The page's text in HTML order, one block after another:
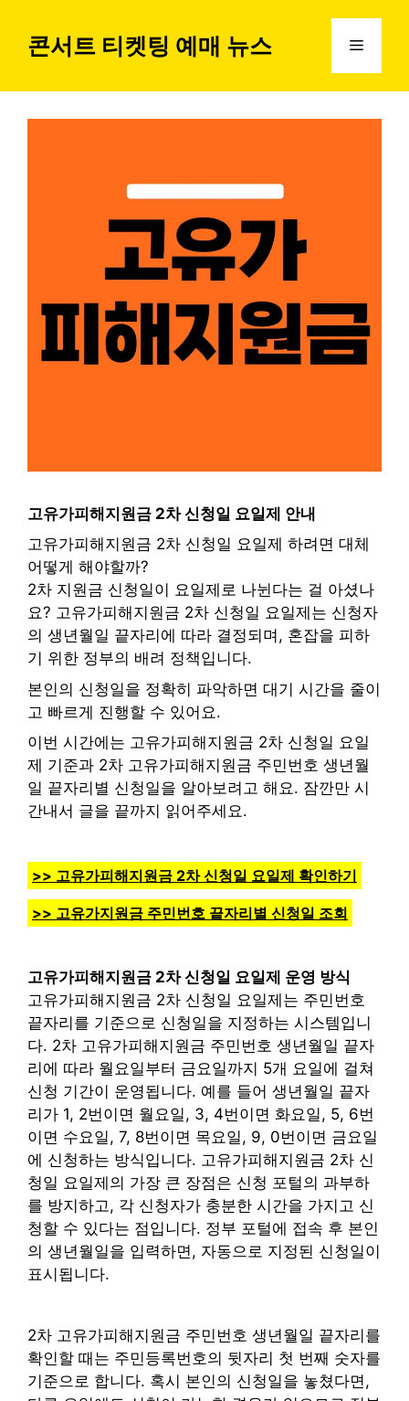
콘서트 티켓팅 예매 뉴스 메
고유가피해지원금 2차 신청일 요일제 안내
고유가피해지원금 2차 신청일 요일제 하려면 대체
어떻게 해야할까?
2차 지원금 신청일이 요일제로 나뉜다는 걸 아셨나
요? 고유가피해지원금 2차 신청일 요일제는 신청자
의 생년월일 끝자리에 따라 결정되며, 혼잡을 피하
기 위한 정부의 배려 정책입니다.
본인의 신청일을 정확히 파악하면 대기 시간을 줄이
고 빠르게 진행할 수 있어요.
이번 시간에는 고유가피해지원금 2차 신청일 요일
제 기준과 2차 고유가피해지원금 주민번호 생년월
일 끝자리별 신청일을 알아보려고 해요. 잠깐만 시
간내서 글을 끝까지 읽어주세요.
>> 고유가피해지원금 2차 신청일 요일제 확인하기
>> 고유가지원금 주민번호 끝자리별 신청일 조회
고유가피해지원금 2차 신청일 요일제 운영 방식
고유가피해지원금 2차 신청일 요일제는 주민번호
끝자리를 기준으로 신청일을 지정하는 시스템입니
다. 2차 고유가피해지원금 주민번호 생년월일 끝자
리에 따라 월요일부터 금요일까지 5개 요일에 걸쳐
신청 기간이 운영됩니다. 예를 들어 생년월일 끝자
리가 1, 2번이면 월요일, 3, 4번이면 화요일, 5, 6번
이면 수요일, 7, 8번이면 목요일, 9, 0번이면 금요일
에 신청하는 방식입니다. 고유가피해지원금 2차 신
청일 요일제의 가장 큰 장점은 신청 포털의 과부하
를 방지하고, 각 신청자가 충분한 시간을 가지고 신
청할 수 있다는 점입니다. 정부 포털에 접속 후 본인
의 생년월일을 입력하면, 자동으로 지정된 신청일이
표시됩니다.
2차 고유가피해지원금 주민번호 생년월일 끝자리를
확인할 때는 주민등록번호의 뒷자리 첫 번째 숫자를
기준으로 합니다. 혹시 본인의 신청일을 놓쳤다면,